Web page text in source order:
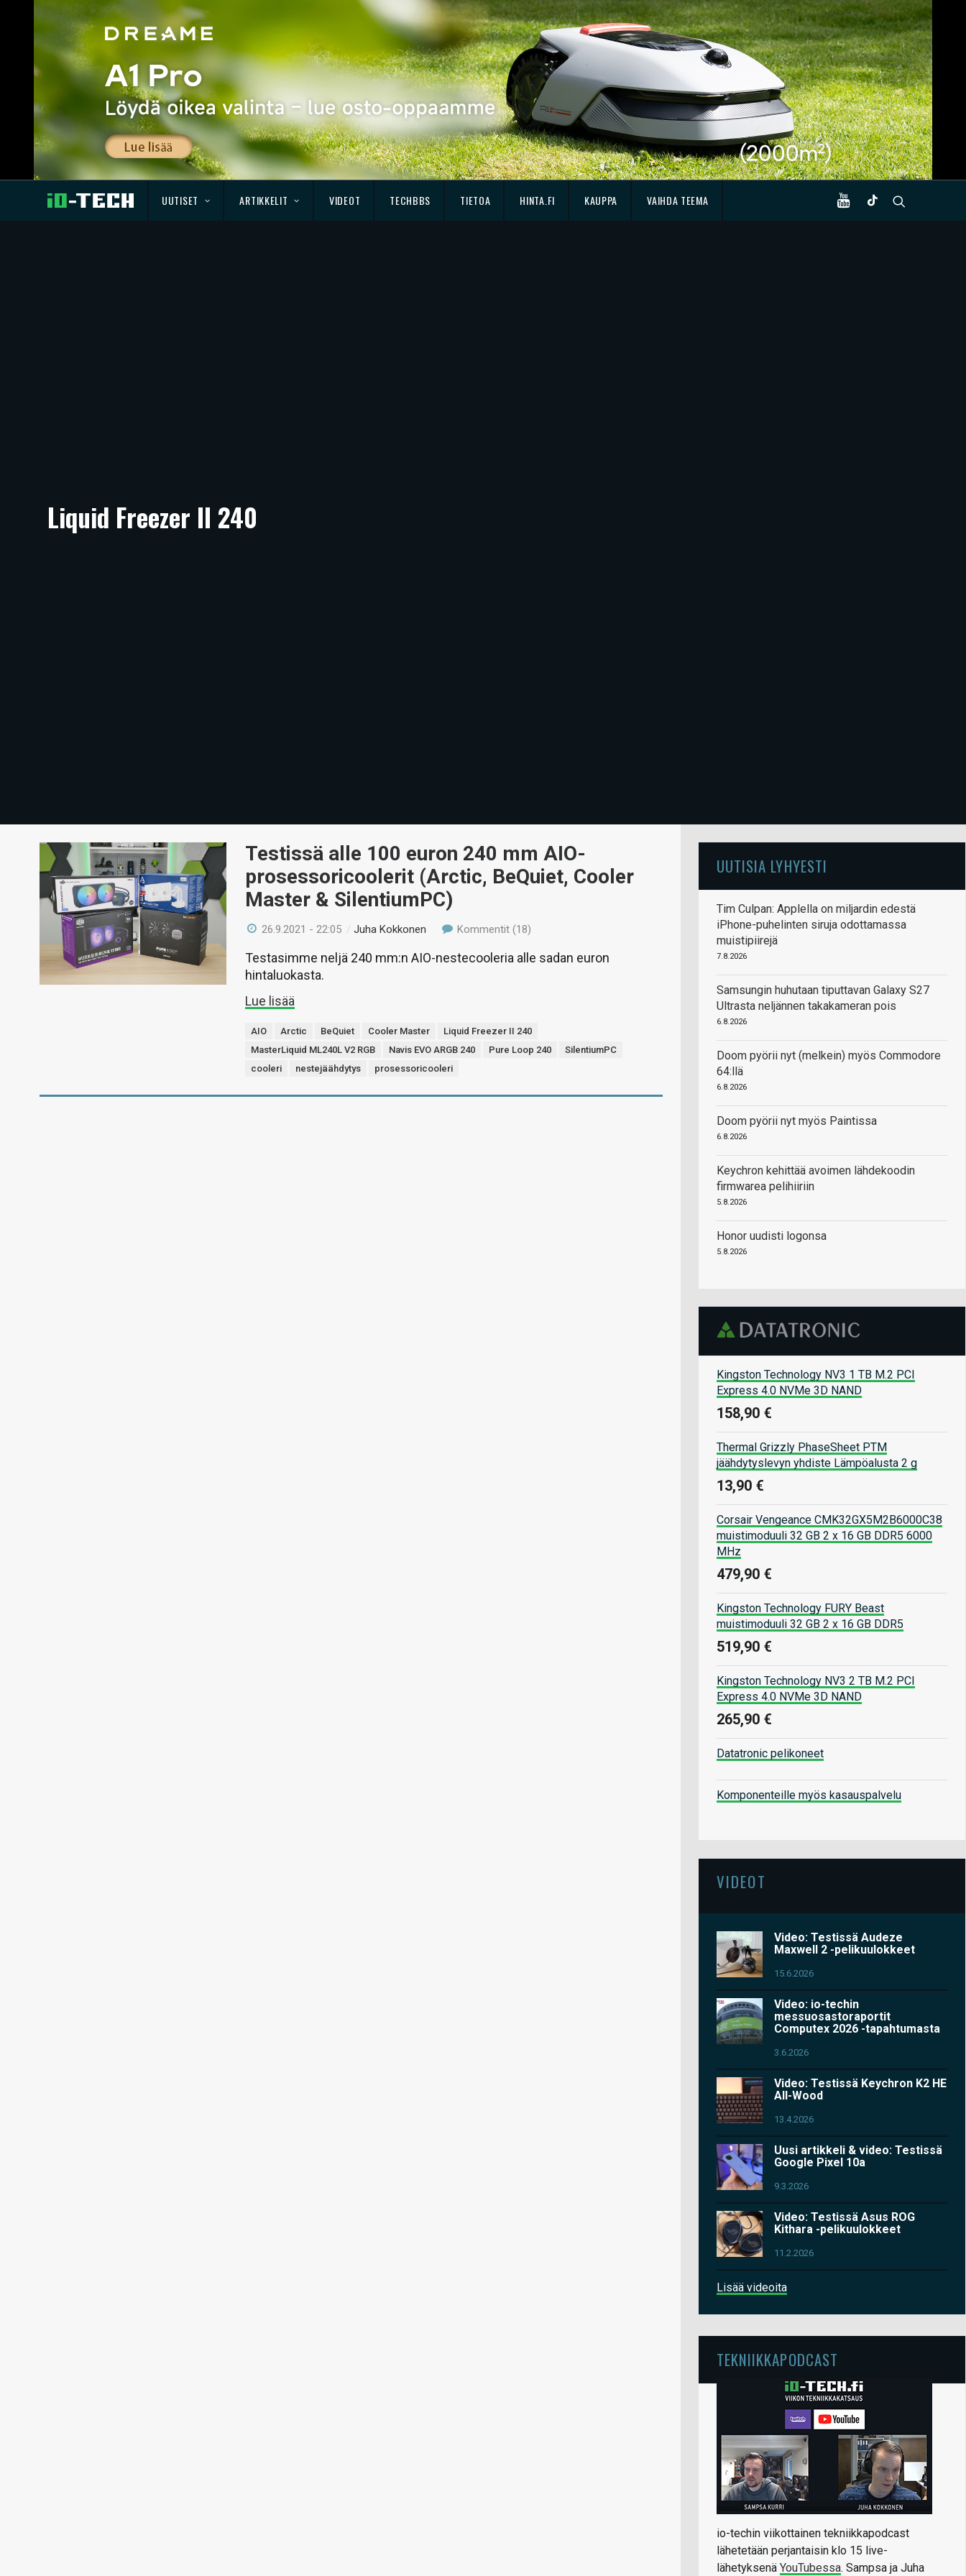
UUTISET ARTIKKELIT VIDEOT TECHBBS TIETOA HINTA.FI KAUPPA VAIHDA TEEMA
Liquid Freezer II 240
Testissä alle 100 euron 240 mm AIO-
prosessoricoolerit (Arctic, BeQuiet, Cooler
Master & SilentiumPC)
26.9.2021 - 22:05 /Juha Kokkonen Kommentit (18)
Testasimme neljä 240 mm:n AIO-nestecooleria alle sadan euron
hintaluokasta.
Lue lisää
AIO Arctic BeQuiet Cooler Master
Liquid Freezer II 240
MasterLiquid ML240L V2 RGB
Navis EVO ARGB 240 Pure Loop 240
SilentiumPC
cooleri
nestejäähdytys prosessoricooleri
UUTISIA LYHYESTI
Tim Culpan: Applella on miljardin edestä
iPhone-puhelinten siruja odottamassa
muistipiirejä
7.8.2026
Samsungin huhutaan tiputtavan Galaxy S27
Ultrasta neljännen takakameran pois
6.8.2026
Doom pyörii nyt (melkein) myös Commodore
64:llä
6.8.2026
Doom pyörii nyt myös Paintissa
6.8.2026
Keychron kehittää avoimen lähdekoodin
firmwarea pelihiiriin
5.8.2026
Honor uudisti logonsa
5.8.2026
Kingston Technology NV3 1 TB M.2 PCI
Express 4.0 NVMe 3D NAND
158,90 €
Thermal Grizzly PhaseSheet PTM
jäähdytyslevyn yhdiste Lämpöalusta 2 g
13,90 €
Corsair Vengeance CMK32GX5M2B6000C38
muistimoduuli 32 GB 2 x 16 GB DDR5 6000
MHz
479,90 €
Kingston Technology FURY Beast
muistimoduuli 32 GB 2 x 16 GB DDR5
519,90 €
Kingston Technology NV3 2 TB M.2 PCI
Express 4.0 NVMe 3D NAND
265,90 €
Datatronic pelikoneet
Komponenteille myös kasauspalvelu
VIDEOT
Video: Testissä Audeze
Maxwell 2 -pelikuulokkeet
15.6.2026
Video: io-techin
messuosastoraportit
Computex 2026 -tapahtumasta
3.6.2026
Video: Testissä Keychron K2 HE
All-Wood
13.4.2026
Uusi artikkeli & video: Testissä
Google Pixel 10a
9.3.2026
Video: Testissä Asus ROG
Kithara -pelikuulokkeet
11.2.2026
Lisää videoita
TEKNIIKKAPODCAST
io-techin viikottainen tekniikkapodcast
lähetetään perjantaisin klo 15 live-
lähetyksenä YouTubessa. Sampsa ja Juha